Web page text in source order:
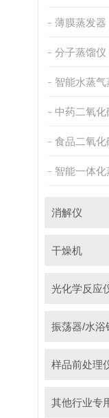
薄膜蒸发器
分子蒸馏仪
智能水蒸气
中药二氧化
食品二氧化
智能一体化
消解仪
干燥机
光化学反应
振荡器/水浴
样品前处理
其他行业专